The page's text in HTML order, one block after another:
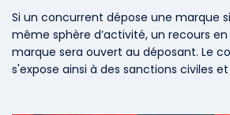
Si un concurrent dépose une marque
même sphère d’activité, un recours
marque sera ouvert au déposant. Le
s'expose ainsi à des sanctions civiles